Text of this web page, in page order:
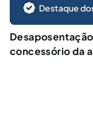
Destaque
concessório da